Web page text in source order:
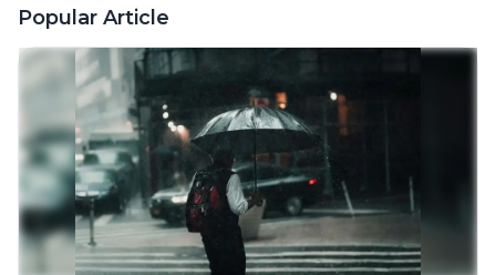
Popular Article